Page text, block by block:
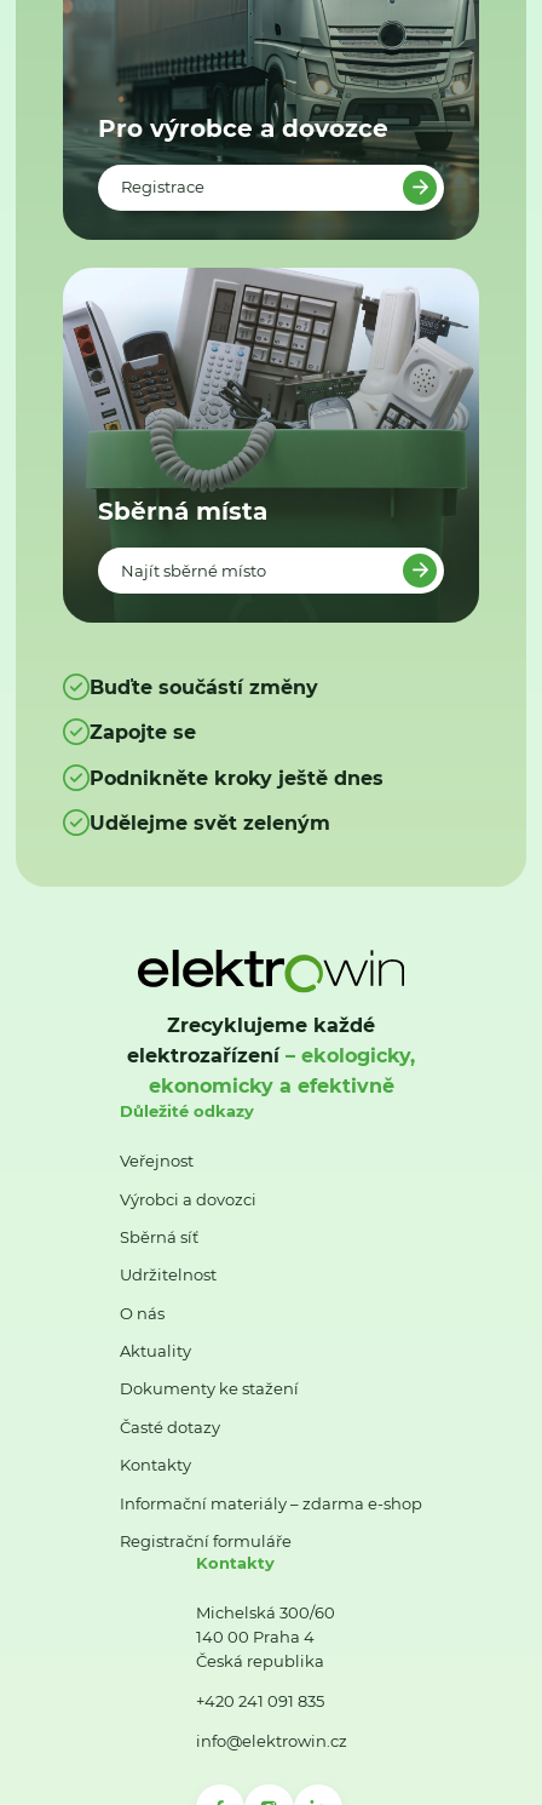
Pro výrobce a dovozce
Registrace
Sběrná místa
Najít sběrné místo
Buďte součástí změny
Zapojte se
Podnikněte kroky ještě dnes
Udělejme svět zeleným
Zrecyklujeme každé
elektrozařízení– ekologicky,
ekonomicky a efektivně
Důležité odkazy
Veřejnost
Výrobci a dovozci
Sběrná síť
Udržitelnost
O nás
Aktuality
Dokumenty ke stažení
Časté dotazy
Kontakty
Informační materiály – zdarma e-shop
Registrační formuláře
Kontakty
Michelská 300/60
140 00 Praha 4
Česká republika
+420 241 091 835
info@elektrowin.cz